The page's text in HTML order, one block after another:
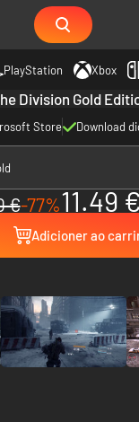
PlayStation Xbox
Division Gold
Store Download
€-77%11.49
Adicioner ao